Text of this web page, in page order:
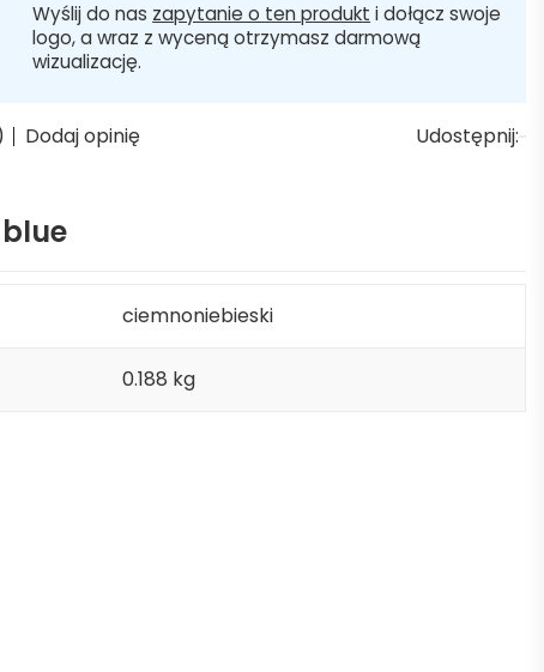
Wyślij do nas zapytanie o ten produkt i dołącz swoje
logo, a wraz z wyceną otrzymasz darmową
wizualizację.
Dodaj opinię Udostępnij:
ciemnoniebieski
0.188 kg